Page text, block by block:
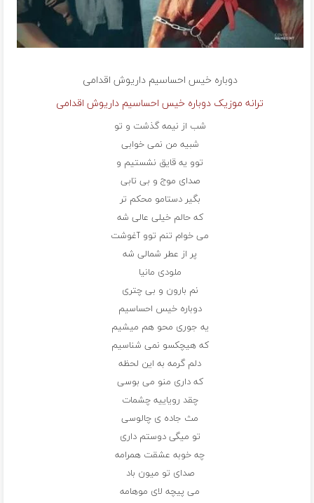
دوباره خیس احساسیم داریوش اقدامی
ترانه موزیک دوباره خیس احساسیم داریوش اقدامی
شب از نیمه گذشت و تو
شبیه من نمی خوابی
توو یه قایق نشستیم و
صدای موج و بی تابی
بگیر دستامو محکم تر
که حالم خیلی عالی شه
می خوام تنم توو آغوشت
پر از عطر شمالی شه
ملودی مانیا
نم بارون و بی چتری
دوباره خیس احساسیم
یه جوری محو هم میشیم
که هیچکسو نمی شناسیم
دلم گرمه به این لحظه
که داری منو می بوسی
چقد رویاییه چشمات
مث جاده ی چالوسی
تو میگی دوستم داری
چه خوبه عشقت همرامه
صدای تو میون باد
می پیچه لای موهامه